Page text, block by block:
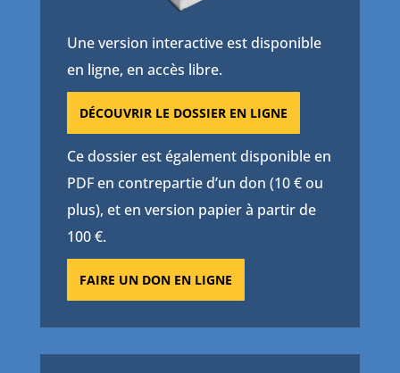
Une version interactive est disponible
en ligne, en accès libre.
DÉCOUVRIR LE DOSSIER EN LIGNE
Ce dossier est également disponible en
PDF en contrepartie d’un don (10 € ou
plus), et en version papier à partir de
100 €.
FAIRE UN DON EN LIGNE